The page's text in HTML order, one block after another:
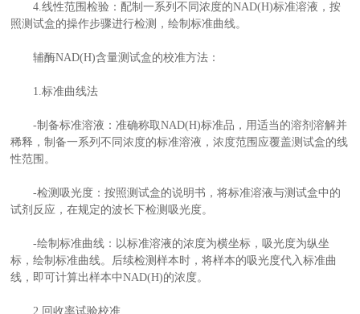
4.线性范围检验：配制一系列不同浓度的NAD(H)标准溶液，按
照测试盒的操作步骤进行检测，绘制标准曲线。
辅酶NAD(H)含量测试盒的校准方法：
1.标准曲线法
-制备标准溶液：准确称取NAD(H)标准品，用适当的溶剂溶解并
稀释，制备一系列不同浓度的标准溶液，浓度范围应覆盖测试盒的线
性范围。
-检测吸光度：按照测试盒的说明书，将标准溶液与测试盒中的
试剂反应，在规定的波长下检测吸光度。
-绘制标准曲线：以标准溶液的浓度为横坐标，吸光度为纵坐
标，绘制标准曲线。后续检测样本时，将样本的吸光度代入标准曲
线，即可计算出样本中NAD(H)的浓度。
2.回收率试验校准